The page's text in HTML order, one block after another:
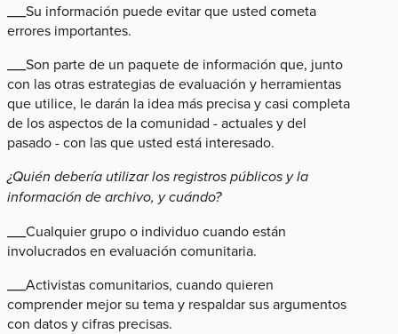
___Su información puede evitar que usted cometa
errores importantes.
___Son parte de un paquete de información que, junto
con las otras estrategias de evaluación y herramientas
que utilice, le darán la idea más precisa y casi completa
de los aspectos de la comunidad - actuales y del
pasado - con las que usted está interesado.
¿Quién debería utilizar los registros públicos y la
información de archivo, y cuándo?
___Cualquier grupo o individuo cuando están
involucrados en evaluación comunitaria.
___Activistas comunitarios, cuando quieren
comprender mejor su tema y respaldar sus argumentos
con datos y cifras precisas.